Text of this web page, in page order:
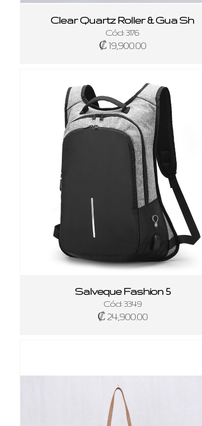
Clear Quartz Roller & Gua Sh
Cód: 3176
₡ 19,900.00
Salveque Fashion 5
Cód: 3349
₡ 24,900.00